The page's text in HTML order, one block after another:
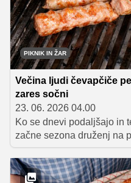
PIKNIK IN ŽAR
Večina ljudi čevapčiče
zares sočni
23. 06. 2026 04.00
Ko se dnevi podaljšajo in
začne sezona druženj na
Smisel piknikov pa ni
priložnost za sproščeno
uživanje v okusih, ki jih